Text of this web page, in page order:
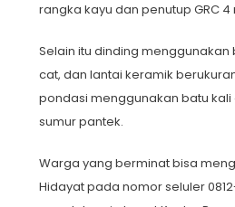
rangka kayu dan penutup GRC 4
Selain itu dinding
cat, dan lantai keramik
pondasi menggunakan batu kali
sumur pantek.
Warga yang berminat bisa
Hidayat pada nomor seluler